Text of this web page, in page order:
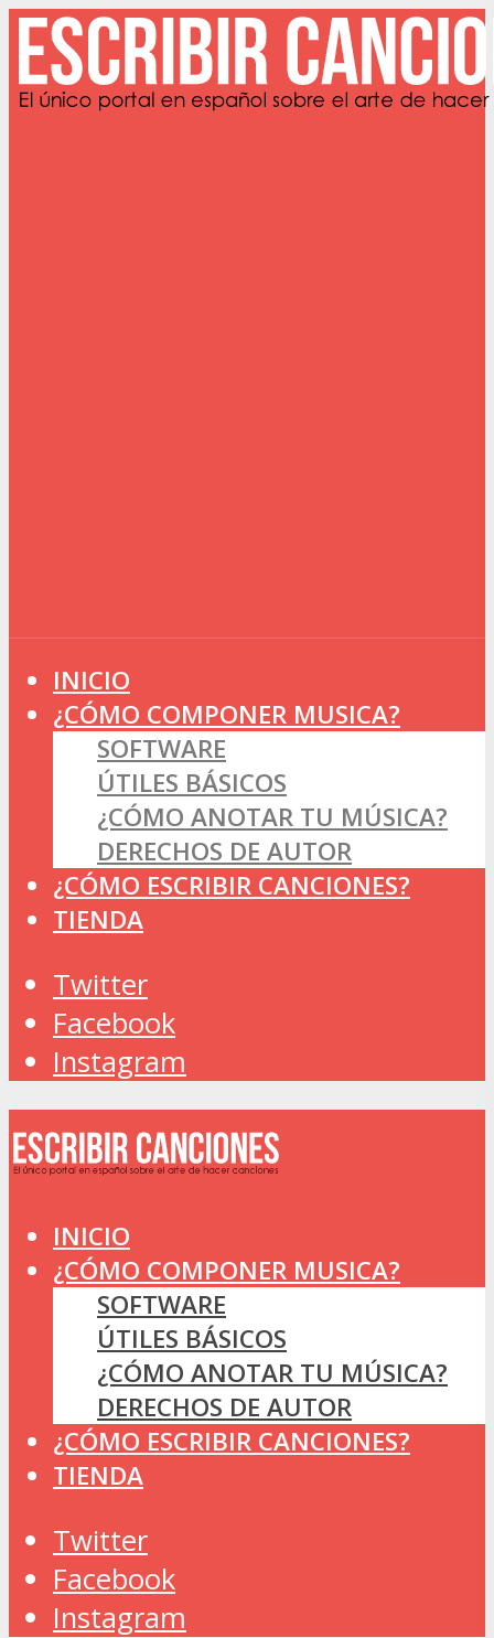
INICIO
¿CÓMO COMPONER MUSICA?
SOFTWARE
ÚTILES BÁSICOS
¿CÓMO ANOTAR TU MÚSICA?
DERECHOS DE AUTOR
¿CÓMO ESCRIBIR CANCIONES?
TIENDA
Twitter
Facebook
Instagram
INICIO
¿CÓMO COMPONER MUSICA?
SOFTWARE
ÚTILES BÁSICOS
¿CÓMO ANOTAR TU MÚSICA?
DERECHOS DE AUTOR
¿CÓMO ESCRIBIR CANCIONES?
TIENDA
Twitter
Facebook
Instagram